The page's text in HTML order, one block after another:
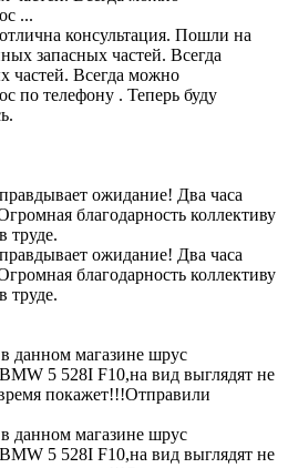
...
консультация. Пошли на
запасных частей. Всегда
частей. Всегда можно
по телефону . Теперь буду
ожидание! Два часа
благодарность коллективу
труде.
ожидание! Два часа
благодарность коллективу
труде.
данном магазине шрус
5 528I F10,на вид выглядят не
покажет!!!Отправили
данном магазине шрус
5 528I F10,на вид выглядят не